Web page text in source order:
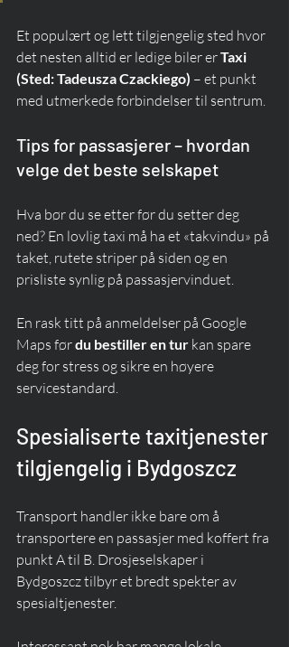
Et populært og lett tilgjengelig sted hvor
det nesten alltid er ledige biler er Taxi
(Sted: Tadeusza Czackiego) – et punkt
med utmerkede forbindelser til sentrum.
Tips for passasjerer – hvordan
velge det beste selskapet
Hva bør du se etter før du setter deg
ned? En lovlig taxi må ha et «takvindu» på
taket, rutete striper på siden og en
prisliste synlig på passasjervinduet.
En rask titt på anmeldelser på Google
Maps før du bestiller en tur kan spare
deg for stress og sikre en høyere
servicestandard.
Spesialiserte taxitjenester
tilgjengelig i Bydgoszcz
Transport handler ikke bare om å
transportere en passasjer med koffert fra
punkt A til B. Drosjeselskaper i
Bydgoszcz tilbyr et bredt spekter av
spesialtjenester.